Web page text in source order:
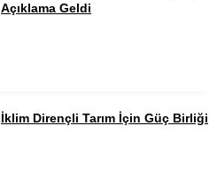
Açıklama Geldi
İklim Dirençli Tarım İçin Güç Birliği